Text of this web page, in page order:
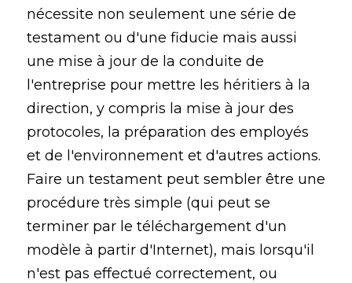
nécessite non seulement une série de
testament ou d'une fiducie mais aussi
une mise à jour de la conduite de
l'entreprise pour mettre les héritiers à la
direction, y compris la mise à jour des
protocoles, la préparation des employés
et de l'environnement et d'autres actions.
Faire un testament peut sembler être une
procédure très simple (qui peut se
terminer par le téléchargement d'un
modèle à partir d'Internet), mais lorsqu'il
n'est pas effectué correctement, ou